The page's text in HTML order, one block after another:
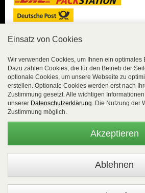
Sicher Einkaufen mit
Trusted Shops und
Geld-zurück-
lückenlos
übertragen.
Die Shop-Server sind PCI-zertifiziert.
Einsatz von Cookies
Wir verwenden Cookies, um Ihnen ein optimales
Dazu zählen Cookies, die für den Betrieb der
optionale Cookies, um unsere Webseite zu
erstellen. Optionale Cookies werden erst nach
Zustimmung gesetzt. Alle wichtigen
unserer Datenschutzerklärung. Die Nutzung der
Zustimmung möglich.
Akzeptieren